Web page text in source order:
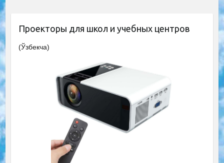
Проекторы для школ и учебных центров
(Ўзбекча)